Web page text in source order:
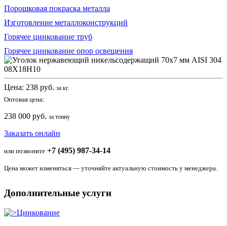
Порошковая покраска металла
Изготовление металлоконструкций
Горячее цинкование труб
Горячее цинкование опор освещения
Цена: 238 руб. за кг.
Оптовая цена:
238 000 руб. за тонну
Заказать онлайн
или позвоните +7 (495) 987-34-14
Цена может изменяться — уточняйте актуальную стоимость у менеджера.
Дополнительные услуги